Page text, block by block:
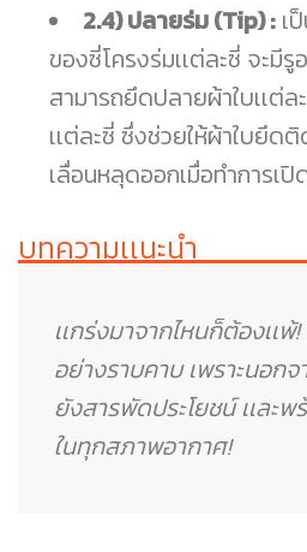
2.4) ปลายร่ม (Tip) : เ
ของซี่โครงร่มเเต่ละซี่ จะมี
สามารถยึดปลายผ้าใบเเต่
เเต่ละซี่ ซึ่งช่วยให้ผ้าใบยึด
เลื่อนหลุดออกเมื่อทำการเ
บทความเเนะนำ
เเกร่งมาจากไหนก็ต้องเเพ้
อย่างราบคาบ เพราะนอกจ
ยังสารพัดประโยชน์ เเละ
ในทุกสภาพอากาศ!